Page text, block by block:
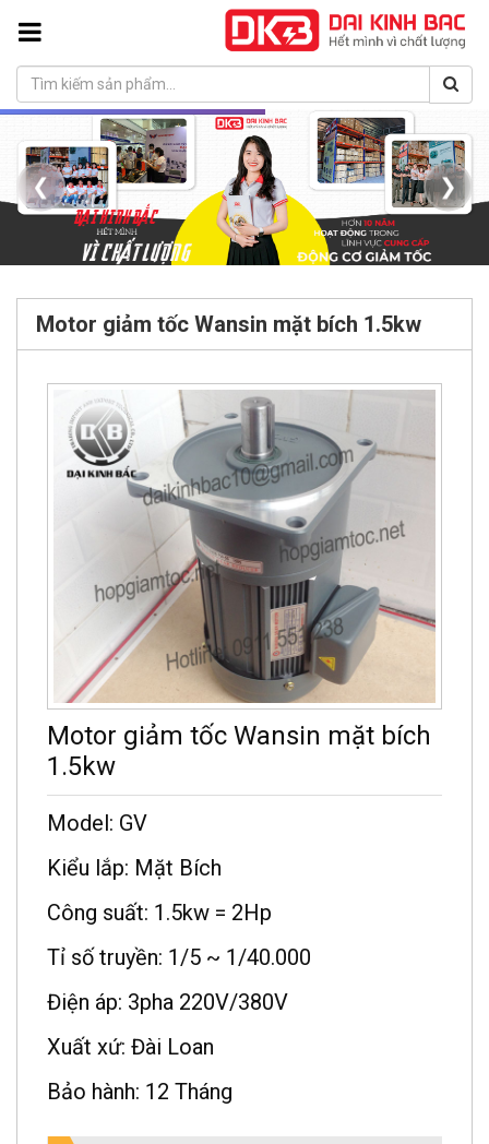
❮ ❯
Motor giảm tốc Wansin mặt bích 1.5kw
Motor giảm tốc Wansin mặt bích
1.5kw
Model: GV
Kiểu lắp: Mặt Bích
Công suất: 1.5kw = 2Hp
Tỉ số truyền: 1/5 ~ 1/40.000
Điện áp: 3pha 220V/380V
Xuất xứ: Đài Loan
Bảo hành: 12 Tháng